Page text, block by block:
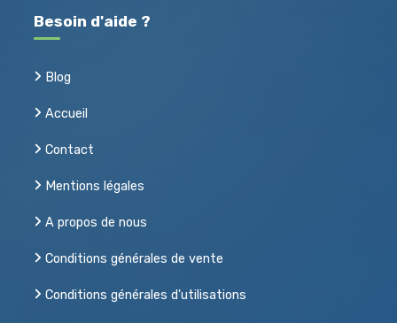
Besoin d'aide ?
Blog
Accueil
Contact
Mentions légales
A propos de nous
Conditions générales de vente
Conditions générales d'utilisations